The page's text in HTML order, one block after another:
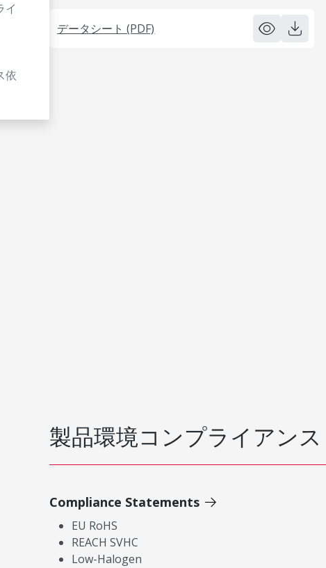
イ
依
データシート (PDF)
製品環境コンプライアンス
Compliance Statements
EU RoHS
REACH SVHC
Low-Halogen